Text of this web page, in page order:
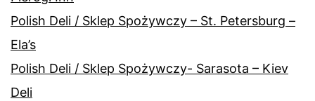
Polish Deli / Sklep Spożywczy – St. Petersburg –
Ela’s
Polish Deli / Sklep Spożywczy- Sarasota – Kiev
Deli